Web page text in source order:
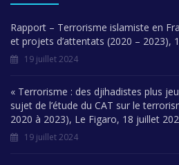
Rapport – Terrorisme islamiste en
et projets d’attentats (2020 – 2023),
19 juillet 2024
« Terrorisme : des djihadistes plus
sujet de l’étude du CAT sur le
2020 à 2023), Le Figaro, 18 juillet
19 juillet 2024